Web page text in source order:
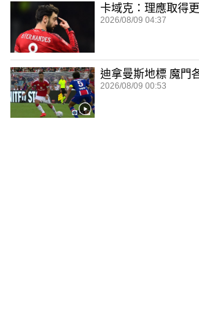
卡域克：理應取得
2026/08/09 04:37
迪拿曼斯地標 魔門
2026/08/09 00:53